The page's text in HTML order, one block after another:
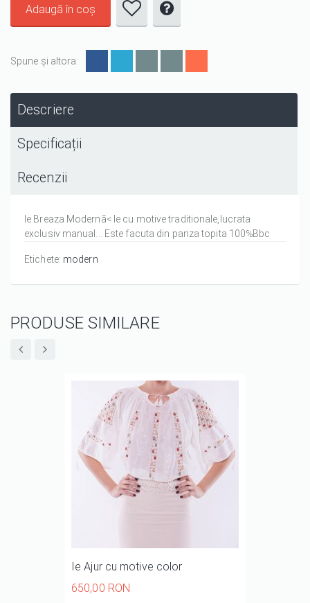
Spune și altora:
Descriere
Specificații
Recenzii
Ie Breaza Modernă< Ie cu motive traditionale,lucrata
exclusiv manual... Este facuta din panza topita 100℅Bbc
Etichete: modern
PRODUSE SIMILARE
Ie Ajur cu motive color
650,00 RON